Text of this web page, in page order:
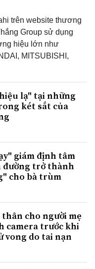
trên website thương
Group sử dụng
hiệu lớn như
MITSUBISHI,
lạ" tại những
két sắt của
giám định tâm
đường trở thành
cho bà trùm
cho người mẹ
camera trước khi
vong do tai nạn